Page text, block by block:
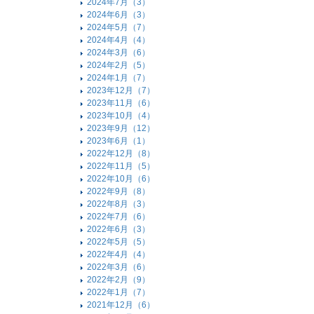
2024年7月（3）
2024年6月（3）
2024年5月（7）
2024年4月（4）
2024年3月（6）
2024年2月（5）
2024年1月（7）
2023年12月（7）
2023年11月（6）
2023年10月（4）
2023年9月（12）
2023年6月（1）
2022年12月（8）
2022年11月（5）
2022年10月（6）
2022年9月（8）
2022年8月（3）
2022年7月（6）
2022年6月（3）
2022年5月（5）
2022年4月（4）
2022年3月（6）
2022年2月（9）
2022年1月（7）
2021年12月（6）